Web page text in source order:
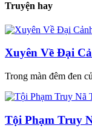
Truyện hay
Xuyên Về Đại
Trong màn đêm đen
Tội Phạm Truy